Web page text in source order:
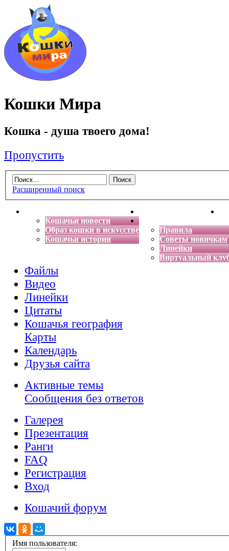
Кошки Мира
Кошка - душа твоего дома!
Пропустить
Расширенный поиск
Кошачьи новости
Образ кошки в искусстве
Кошачьи истории
Энциклопедия кошек
Правила
Советы новичкам
Линейки
Виртуальный
Файлы
Видео
Линейки
Цитаты
Кошачья география
Карты
Календарь
Друзья сайта
Активные темы
Сообщения без ответов
Галерея
Презентация
Ранги
FAQ
Регистрация
Вход
Кошачий форум
Имя пользователя: